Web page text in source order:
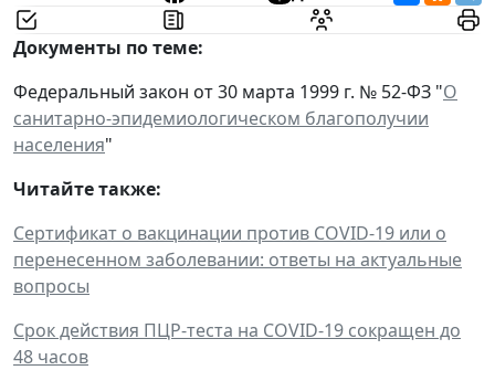
Документы по теме:
Федеральный закон от 30 марта 1999 г. № 52-ФЗ "О
санитарно-эпидемиологическом благополучии
населения"
Читайте также:
Сертификат о вакцинации против COVID-19 или о
перенесенном заболевании: ответы на актуальные
вопросы
Срок действия ПЦР-теста на COVID-19 сокращен до
48 часов